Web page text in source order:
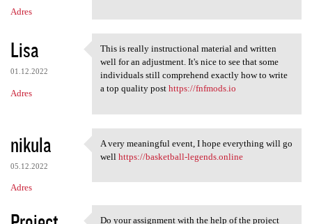
Adres
Lisa
01.12.2022
Adres
This is really instructional
This is really instructional material and written
well for an adjustment. It's nice to see that some
individuals still comprehend exactly how to write
a top quality post https://fnfmods.io
nikula
05.12.2022
Adres
A very meaningful event, I
A very meaningful event, I hope everything will go
well https://basketball-legends.online
Do your assignment with the help of the project